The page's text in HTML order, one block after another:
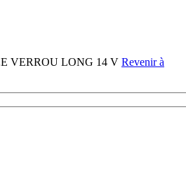
VERROU LONG 14 V Revenir à